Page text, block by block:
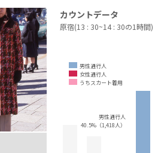
カウントデータ
原宿(13 : 30~14 : 30の1時間)
男性通行人
女性通行人
うちスカート着用
男性通行人
40.5%（1,418人）